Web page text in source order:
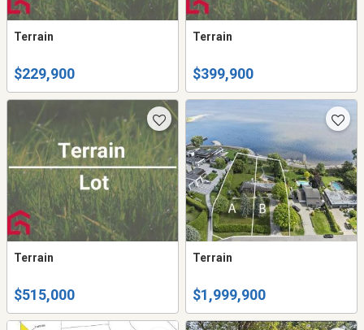
Terrain
$229,900
Terrain
$399,900
Terrain
$515,000
Terrain
$1,999,900